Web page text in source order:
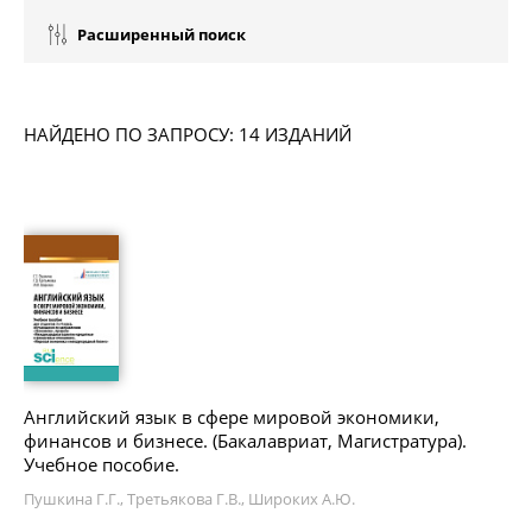
Расширенный поиск
НАЙДЕНО ПО ЗАПРОСУ: 14 ИЗДАНИЙ
Английский язык в сфере мировой экономики,
финансов и бизнесе. (Бакалавриат, Магистратура).
Учебное пособие.
Пушкина Г.Г., Третьякова Г.В., Широких А.Ю.